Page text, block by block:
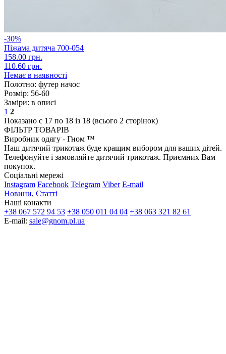
-30%
Піжама дитяча 700-054
158.00 грн.
110.60 грн.
Немає в наявності
Полотно: футер начос
Розмір: 56-60
Заміри: в описі
1 2
Показано с 17 по 18 із 18 (всього 2 сторінок)
ФІЛЬТР ТОВАРІВ
Виробник одягу - Гном ™
Наш дитячий трикотаж буде кращим вибором для ваших дітей.
Телефонуйте і замовляйте дитячий трикотаж. Приємних Вам
покупок.
Соціальні мережі
Instagram Facebook Telegram Viber E-mail
Новини, Статті
Наші конакти
+38 067 572 94 53 +38 050 011 04 04 +38 063 321 82 61
E-mail: sale@gnom.pl.ua